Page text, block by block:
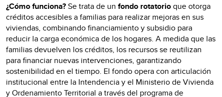
¿Cómo funciona?Se trata de un fondo rotatorioque otorga
créditos accesibles a familias para realizar mejoras en sus
viviendas, combinando financiamiento y subsidio para
reducir la carga económica de los hogares. A medida que las
familias devuelven los créditos, los recursos se reutilizan
para financiar nuevas intervenciones, garantizando
sostenibilidad en el tiempo. El fondo opera con articulación
institucional entre la Intendencia y el Ministerio de Vivienda
y Ordenamiento Territorial a través del programa de